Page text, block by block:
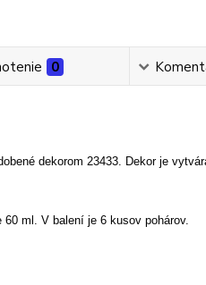
0
dekorom 23433. Dekor je
60 ml. V balení je 6 kusov pohárov.